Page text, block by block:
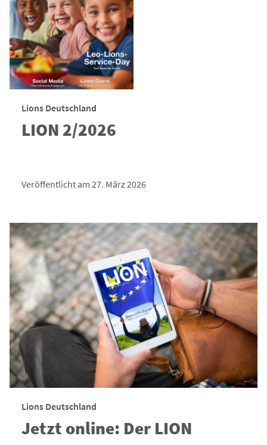
Lions Deutschland
LION 2/2026
Veröffentlicht am 27. März 2026
Lions Deutschland
Jetzt online: Der LION